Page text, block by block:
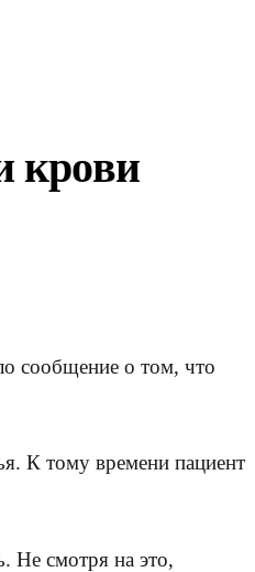
крови
сообщение о том, что
К тому времени пациент
Не смотря на это,